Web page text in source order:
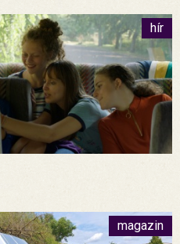
hír
magazin